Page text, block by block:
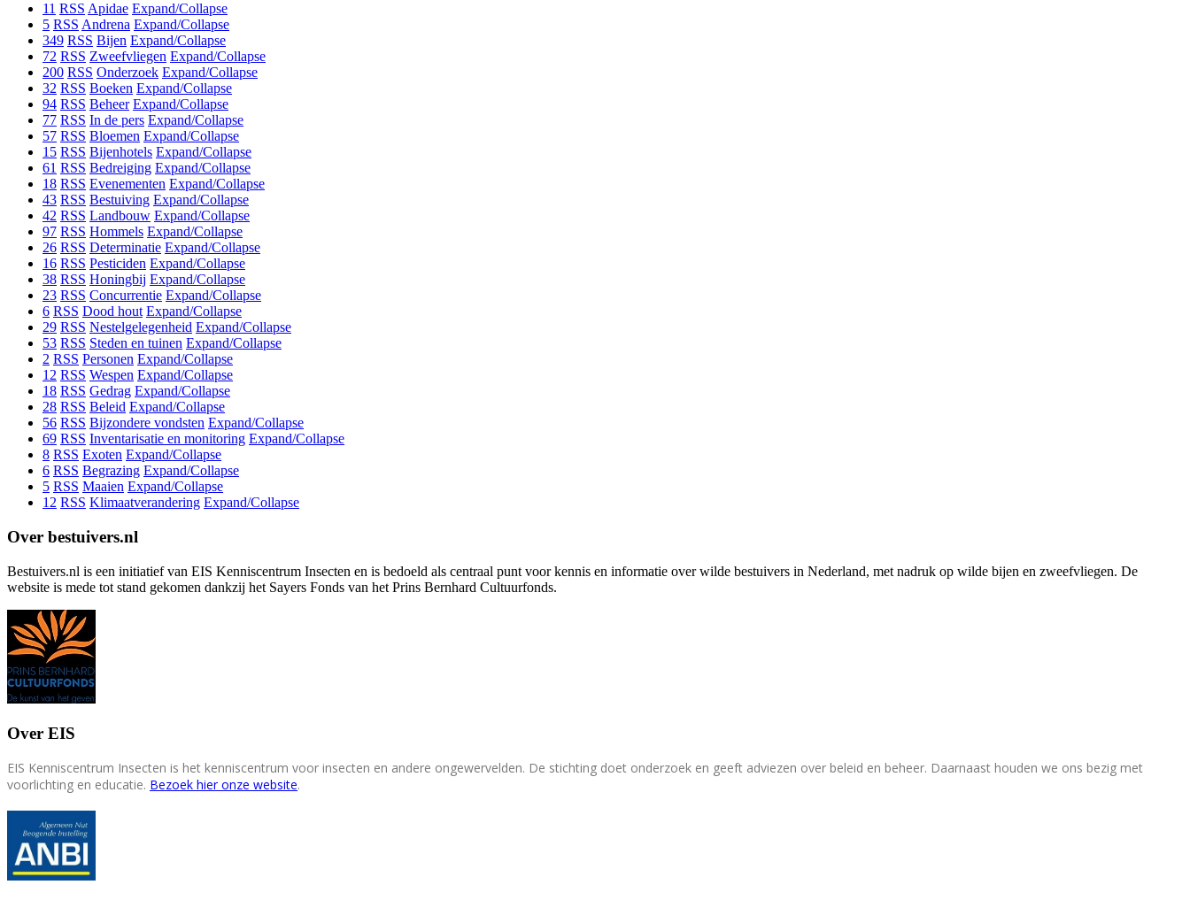
11 RSS Apidae Expand/Collapse
5 RSS Andrena Expand/Collapse
349 RSS Bijen Expand/Collapse
72 RSS Zweefvliegen Expand/Collapse
200 RSS Onderzoek Expand/Collapse
32 RSS Boeken Expand/Collapse
94 RSS Beheer Expand/Collapse
77 RSS In de pers Expand/Collapse
57 RSS Bloemen Expand/Collapse
15 RSS Bijenhotels Expand/Collapse
61 RSS Bedreiging Expand/Collapse
18 RSS Evenementen Expand/Collapse
43 RSS Bestuiving Expand/Collapse
42 RSS Landbouw Expand/Collapse
97 RSS Hommels Expand/Collapse
26 RSS Determinatie Expand/Collapse
16 RSS Pesticiden Expand/Collapse
38 RSS Honingbij Expand/Collapse
23 RSS Concurrentie Expand/Collapse
6 RSS Dood hout Expand/Collapse
29 RSS Nestelgelegenheid Expand/Collapse
53 RSS Steden en tuinen Expand/Collapse
2 RSS Personen Expand/Collapse
12 RSS Wespen Expand/Collapse
18 RSS Gedrag Expand/Collapse
28 RSS Beleid Expand/Collapse
56 RSS Bijzondere vondsten Expand/Collapse
69 RSS Inventarisatie en monitoring Expand/Collapse
8 RSS Exoten Expand/Collapse
6 RSS Begrazing Expand/Collapse
5 RSS Maaien Expand/Collapse
12 RSS Klimaatverandering Expand/Collapse
Over bestuivers.nl
Bestuivers.nl is een initiatief van EIS Kenniscentrum Insecten en is bedoeld als centraal punt voor kennis en informatie over wilde bestuivers in Nederland, met nadruk op wilde bijen en zweefvliegen. De
website is mede tot stand gekomen dankzij het Sayers Fonds van het Prins Bernhard Cultuurfonds.
Over EIS
EIS Kenniscentrum Insecten is het kenniscentrum voor insecten en andere ongewervelden. De stichting doet onderzoek en geeft adviezen over beleid en beheer. Daarnaast houden we ons bezig met
voorlichting en educatie. Bezoek hier onze website.